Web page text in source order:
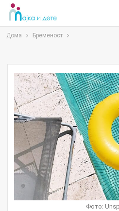
Дома Бременост
Фото: